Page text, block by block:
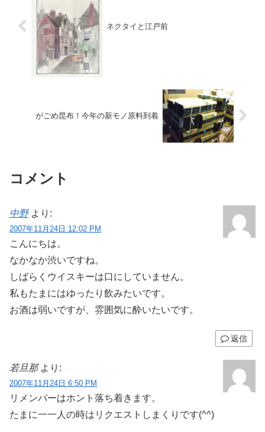
ネクタイと江戸前
がごめ昆布！今年の新モノ原料到着
コメント
中野 より:
2007年11月24日 12:02 PM
こんにちは。
なかなか渋いですね。
しばらくウイスキーは口にしていません。
私もたまにはゆったり飲みたいです。
お酒は弱いですが、雰囲気に酔いたいです。
返信
若旦那 より:
2007年11月24日 6:50 PM
リメンバーはホント落ち着きます。
たまに一一人の時はリクエストしまくりです(^^)